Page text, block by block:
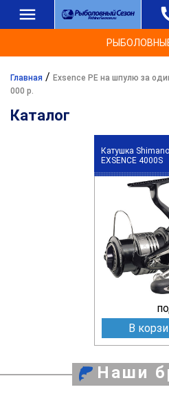
Главная / Exsence PE на шпулю за
000 р.
Каталог
Катушка Shimano
EXSENCE 4000S
В
Наши